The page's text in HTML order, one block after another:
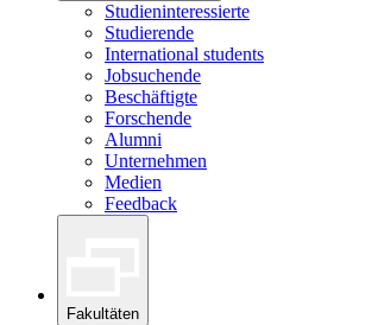
Studieninteressierte
Studierende
International students
Jobsuchende
Beschäftigte
Forschende
Alumni
Unternehmen
Medien
Feedback
Fakultäten